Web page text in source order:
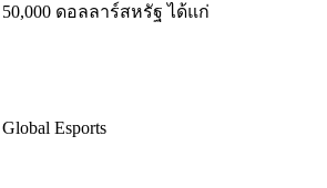
ดอลลาร์สหรัฐ ได้แก่
Esports